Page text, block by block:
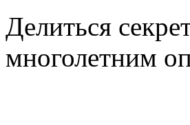
Делиться
многолетним